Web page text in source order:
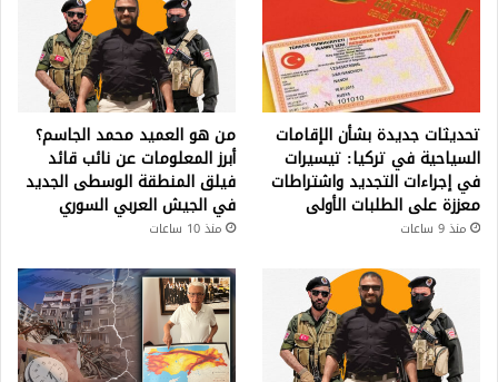
تحديثات جديدة بشأن الإقامات
السياحية في تركيا: تيسيرات
في إجراءات التجديد واشتراطات
معززة على الطلبات الأولى
منذ 9 ساعات
من هو العميد محمد الجاسم؟
أبرز المعلومات عن نائب قائد
فيلق المنطقة الوسطى الجديد
في الجيش العربي السوري
منذ 10 ساعات